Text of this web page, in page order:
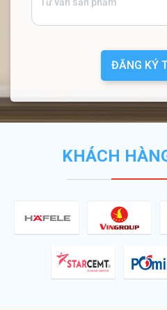
ĐĂNG KÝ
KHÁCH